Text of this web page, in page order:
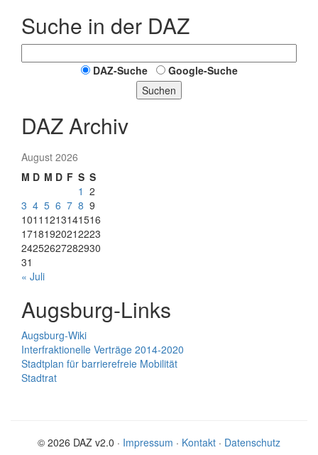
Suche in der DAZ
DAZ-Suche
Google-Suche
Suchen
DAZ Archiv
August 2026
M D M D F S S
1 2
3 4 5 6 7 8 9
1011 1213141516
17181920212223
24252627282930
31
« Juli
Augsburg-Links
Augsburg-Wiki
Interfraktionelle Verträge 2014-2020
Stadtplan für barrierefreie Mobilität
Stadtrat
© 2026 DAZ v2.0 · Impressum · Kontakt · Datenschutz